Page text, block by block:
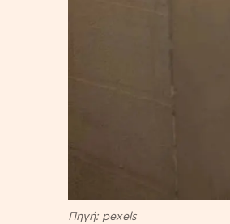
Πηγή: pexels